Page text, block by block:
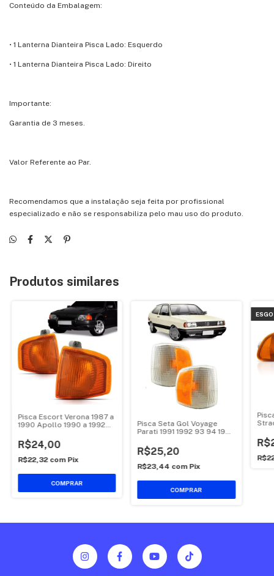
Conteúdo da Embalagem:
• 1 Lanterna Dianteira Pisca Lado: Esquerdo
• 1 Lanterna Dianteira Pisca Lado: Direito
Importante:
Garantia de 3 meses.
Valor Referente ao Par.
Recomendamos que a instalação seja feita por profissional
especializado e não se responsabiliza pelo mau uso do produto.
Produtos similares
Pisca Escort Verona 1987 a
1990 Apollo 1990 a 1992
R$24,00
R$22,32 com Pix
COMPRAR
Pisca Seta Gol Voyage
Parati 1991 1992 93 94 1995
R$25,20
R$23,44 com Pix
COMPRAR